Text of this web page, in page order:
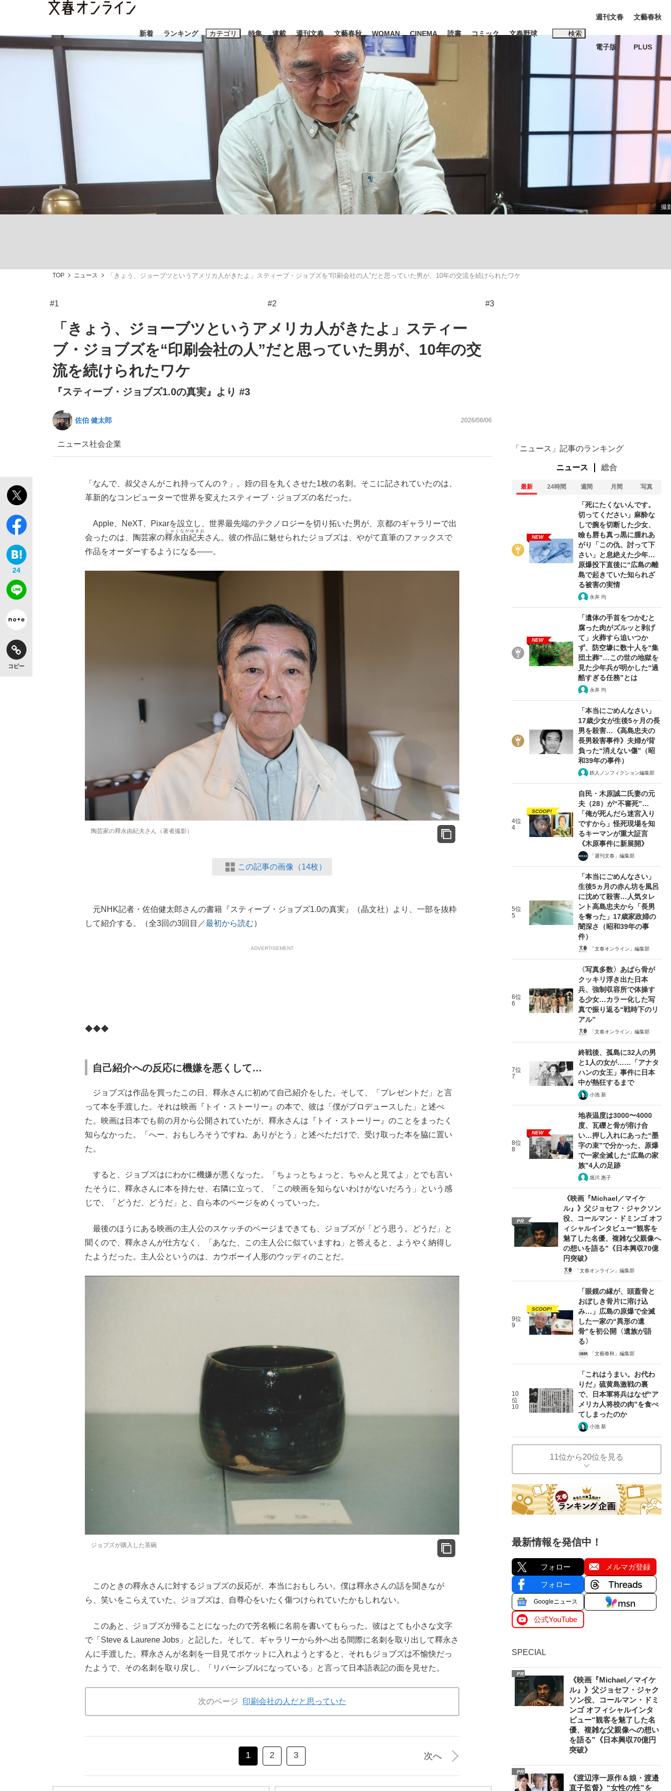
新着 ランキング カテゴリ
ニュース エンタメ ライフ ビジネス 読書
「90%は失敗する。でも…」本田圭佑が初めて明かした日本代表監督に... 「最悪の空気のまま解散」WBC日本代表“敗戦”の真実 選手が明かす...
特集
観る将棋、読む将棋
連載 週刊文春 文藝春秋 WOMAN CINEMA 読書 コミック 文春野球 検索
キーワード入力
おすすめのキーワードタグ一覧
#三山凌輝 #高市早苗 #後藤真希 #森岡毅 #城彰二 #内田有紀
#玉木雄一郎
#亀和田武
週刊文春
電子版
文藝春秋
PLUS
TOP ニュース 「きょう、ジョーブツというアメリカ人がきたよ」スティーブ・ジョブズを“印刷会社の人”だと思っていた男が、10年の交流を続けられたワケ
#1 #2 #3
「きょう、ジョーブツというアメリカ人がきたよ」スティー
ブ・ジョブズを“印刷会社の人”だと思っていた男が、10年の交
流を続けられたワケ
『スティーブ・ジョブズ1.0の真実』より #3
佐伯 健太郎 2026/06/06
ニュース社会企業
24
コピー
「なんで、叔父さんがこれ持ってんの？」。姪の目を丸くさせた1枚の名刺。そこに記されていたのは、
革新的なコンピューターで世界を変えたスティーブ・ジョブズの名だった。
Apple、NeXT、Pixarを設立し、世界最先端のテクノロジーを切り拓いた男が、京都のギャラリーで出
会ったのは、陶芸家の釋永由紀夫
しゃくながゆきお
さん。彼の作品に魅せられたジョブズは、やがて直筆のファックスで
作品をオーダーするようになる――。
陶芸家の釋永由紀夫さん（著者撮影）
この記事の画像（14枚）
元NHK記者・佐伯健太郎さんの書籍『スティーブ・ジョブズ1.0の真実』（晶文社）より、一部を抜粋
して紹介する。（全3回の3回目／最初から読む）
ADVERTISEMENT
◆◆◆
自己紹介への反応に機嫌を悪くして…
ジョブズは作品を買ったこの日、釋永さんに初めて自己紹介をした。そして、「プレゼントだ」と言
って本を手渡した。それは映画『トイ・ストーリー』の本で、彼は「僕がプロデュースした」と述べ
た。映画は日本でも前の月から公開されていたが、釋永さんは『トイ・ストーリー』のことをまったく
知らなかった。「へー、おもしろそうですね。ありがとう」と述べただけで、受け取った本を脇に置い
た。
すると、ジョブズはにわかに機嫌が悪くなった。「ちょっとちょっと、ちゃんと見てよ」とでも言い
たそうに、釋永さんに本を持たせ、右隣に立って、「この映画を知らないわけがないだろう」という感
じで、「どうだ、どうだ」と、自ら本のページをめくっていった。
最後のほうにある映画の主人公のスケッチのページまできても、ジョブズが「どう思う。どうだ」と
聞くので、釋永さんが仕方なく、「あなた、この主人公に似ていますね」と答えると、ようやく納得し
たようだった。主人公というのは、カウボーイ人形のウッディのことだ。
ジョブズが購入した茶碗
このときの釋永さんに対するジョブズの反応が、本当におもしろい。僕は釋永さんの話を聞きなが
ら、笑いをこらえていた。ジョブズは、自尊心をいたく傷つけられていたかもしれない。
このあと、ジョブズが帰ることになったので芳名帳に名前を書いてもらった。彼はとても小さな文字
で「Steve & Laurene Jobs」と記した。そして、ギャラリーから外へ出る間際に名刺を取り出して釋永さ
んに手渡した。釋永さんが名刺を一目見てポケットに入れようとすると、それもジョブズは不愉快だっ
たようで、その名刺を取り戻し、「リバーシブルになっている」と言って日本語表記の面を見せた。
次のページ 印刷会社の人だと思っていた
1 2 3 次へ
「ニュース」記事のランキング
ニュース 総合
最新 24時間 週間 月間 写真
NEW
「死にたくないんです。
切ってください」麻酔な
しで腕を切断した少女、
瞼も唇も真っ黒に腫れあ
がり「この仇、討って下
さい」と息絶えた少年…
原爆投下直後に“広島の離
島で起きていた知られざ
る被害の実情
永井 均
NEW
「遺体の手首をつかむと
腐った肉がズルッと剥げ
て」火葬すら追いつか
ず、防空壕に数十人を“集
団土葬”…この世の地獄を
見た少年兵が明かした“過
酷すぎる任務”とは
永井 均
「本当にごめんなさい」
17歳少女が生後5ヶ月の長
男を殺害…《高島忠夫の
長男殺害事件》夫婦が背
負った“消えない傷”（昭
和39年の事件）
鉄人ノンフィクション編集部
4位
4
SCOOP!
自民・木原誠二氏妻の元
夫（28）が“不審死”…
「俺が死んだら迷宮入り
ですから」怪死現場を知
るキーマンが重大証言
《木原事件に新展開》
「週刊文春」編集部
5位
5
「本当にごめんなさい」
生後5ヵ月の赤ん坊を風呂
に沈めて殺害…人気タレ
ント高島忠夫から「長男
を奪った」17歳家政婦の
闇深さ（昭和39年の事
件）
「文春オンライン」編集部
6位
6
〈写真多数〉あばら骨が
クッキリ浮き出た日本
兵、強制収容所で体操す
る少女…カラー化した写
真で振り返る“戦時下のリ
アル”
「文春オンライン」編集部
7位
7
終戦後、孤島に32人の男
と1人の女が……「アナタ
ハンの女王」事件に日本
中が熱狂するまで
小池 新
8位
8
NEW
地表温度は3000〜4000
度、瓦礫と骨が溶け合
い…押し入れにあった“墨
字の束”で分かった、原爆
で一家全滅した“広島の家
族”4人の足跡
堀川 惠子
PR
《映画『Michael／マイケ
ル』》父ジョセフ・ジャクソン
役、コールマン・ドミンゴ オフ
ィシャルインタビュー“観客を
魅了した名優、複雑な父親像へ
の想いを語る”《日本興収70億
円突破》
「文春オンライン」編集部
9位
9
SCOOP!
「眼鏡の縁が、頭蓋骨と
おぼしき骨片に溶け込
み…」広島の原爆で全滅
した一家の“異形の遺
骨”を初公開〈遺族が語
る〉
「文藝春秋」編集部
10
位
10
「これはうまい。お代わ
りだ」硫黄島激戦の裏
で、日本軍将兵はなぜ“ア
メリカ人将校の肉”を食べ
てしまったのか
小池 新
11位から20位を見る
最新情報を発信中！
フォロー メルマガ登録
フォロー
Googleニュース
公式YouTube
SPECIAL
PR
《映画『Michael／マイケ
ル』》父ジョセフ・ジャク
ソン役、コールマン・ドミ
ンゴ オフィシャルインタ
ビュー“観客を魅了した名
優、複雑な父親像への想い
を語る”《日本興収70億円
突破》
PR
《渡辺淳一原作＆娘・渡邉
直子監督》“女性の性”を